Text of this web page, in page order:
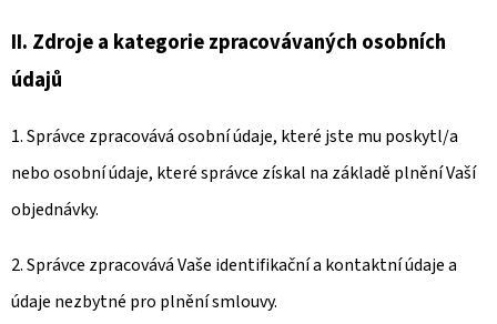
II. Zdroje a kategorie zpracovávaných osobních
údajů
1. Správce zpracovává osobní údaje, které jste mu poskytl/a
nebo osobní údaje, které správce získal na základě plnění Vaší
objednávky.
2. Správce zpracovává Vaše identifikační a kontaktní údaje a
údaje nezbytné pro plnění smlouvy.